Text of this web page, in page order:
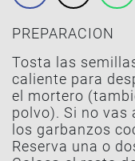
PREPARACION
Tosta las
caliente para
el mortero
polvo). Si no vas
los garbanzos
Reserva una o